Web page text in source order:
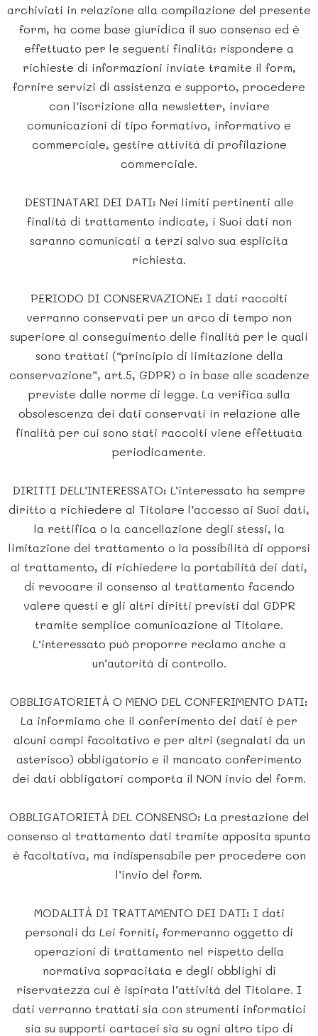
archiviati in relazione alla compilazione del presente
form, ha come base giuridica il suo consenso ed è
effettuato per le seguenti finalità: rispondere a
richieste di informazioni inviate tramite il form,
fornire servizi di assistenza e supporto, procedere
con l’iscrizione alla newsletter, inviare
comunicazioni di tipo formativo, informativo e
commerciale, gestire attività di profilazione
commerciale.
DESTINATARI DEI DATI: Nei limiti pertinenti alle
finalità di trattamento indicate, i Suoi dati non
saranno comunicati a terzi salvo sua esplicita
richiesta.
PERIODO DI CONSERVAZIONE: I dati raccolti
verranno conservati per un arco di tempo non
superiore al conseguimento delle finalità per le quali
sono trattati (“principio di limitazione della
conservazione”, art.5, GDPR) o in base alle scadenze
previste dalle norme di legge. La verifica sulla
obsolescenza dei dati conservati in relazione alle
finalità per cui sono stati raccolti viene effettuata
periodicamente.
DIRITTI DELL’INTERESSATO: L’interessato ha sempre
diritto a richiedere al Titolare l’accesso ai Suoi dati,
la rettifica o la cancellazione degli stessi, la
limitazione del trattamento o la possibilità di opporsi
al trattamento, di richiedere la portabilità dei dati,
di revocare il consenso al trattamento facendo
valere questi e gli altri diritti previsti dal GDPR
tramite semplice comunicazione al Titolare.
L‘interessato può proporre reclamo anche a
un’autorità di controllo.
OBBLIGATORIETÀ O MENO DEL CONFERIMENTO DATI:
La informiamo che il conferimento dei dati è per
alcuni campi facoltativo e per altri (segnalati da un
asterisco) obbligatorio e il mancato conferimento
dei dati obbligatori comporta il NON invio del form.
OBBLIGATORIETÀ DEL CONSENSO: La prestazione del
consenso al trattamento dati tramite apposita spunta
è facoltativa, ma indispensabile per procedere con
l’invio del form.
MODALITÀ DI TRATTAMENTO DEI DATI: I dati
personali da Lei forniti, formeranno oggetto di
operazioni di trattamento nel rispetto della
normativa sopracitata e degli obblighi di
riservatezza cui è ispirata l’attività del Titolare. I
dati verranno trattati sia con strumenti informatici
sia su supporti cartacei sia su ogni altro tipo di